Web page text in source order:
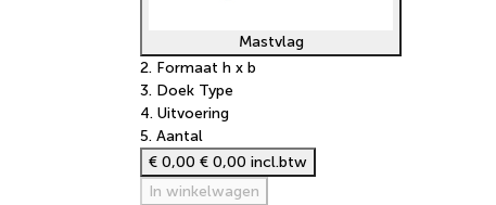
Mastvlag
2. Formaat h x b
3. Doek Type
4. Uitvoering
5. Aantal
€ 0,00 € 0,00 incl.btw
In winkelwagen